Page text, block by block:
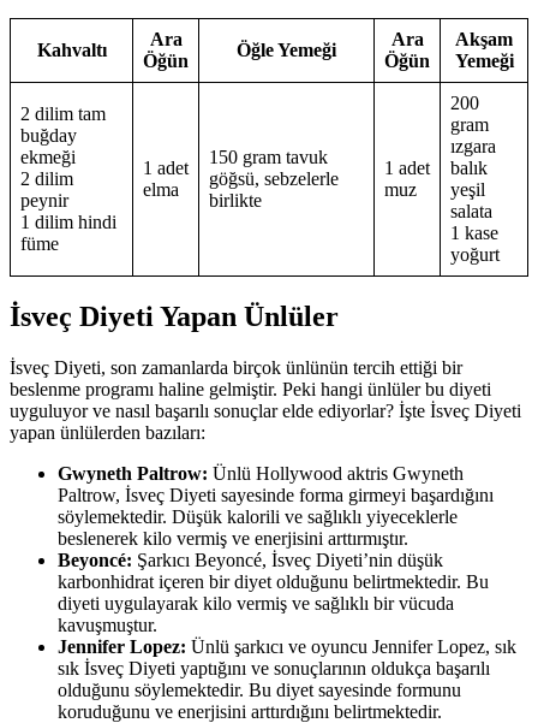
Kahvaltı
Ara
Öğün
Öğle Yemeği
Ara
Öğün
Akşam
Yemeği
2 dilim tam
buğday
ekmeği
2 dilim
peynir
1 dilim hindi
füme
1 adet
elma
150 gram tavuk
göğsü, sebzelerle
birlikte
1 adet
muz
200
gram
ızgara
balık
yeşil
salata
1 kase
yoğurt
İsveç Diyeti Yapan Ünlüler
İsveç Diyeti, son zamanlarda birçok ünlünün tercih ettiği bir
beslenme programı haline gelmiştir. Peki hangi ünlüler bu diyeti
uyguluyor ve nasıl başarılı sonuçlar elde ediyorlar? İşte İsveç Diyeti
yapan ünlülerden bazıları:
Gwyneth Paltrow: Ünlü Hollywood aktris Gwyneth
Paltrow, İsveç Diyeti sayesinde forma girmeyi başardığını
söylemektedir. Düşük kalorili ve sağlıklı yiyeceklerle
beslenerek kilo vermiş ve enerjisini arttırmıştır.
Beyoncé: Şarkıcı Beyoncé, İsveç Diyeti’nin düşük
karbonhidrat içeren bir diyet olduğunu belirtmektedir. Bu
diyeti uygulayarak kilo vermiş ve sağlıklı bir vücuda
kavuşmuştur.
Jennifer Lopez: Ünlü şarkıcı ve oyuncu Jennifer Lopez, sık
sık İsveç Diyeti yaptığını ve sonuçlarının oldukça başarılı
olduğunu söylemektedir. Bu diyet sayesinde formunu
koruduğunu ve enerjisini arttırdığını belirtmektedir.